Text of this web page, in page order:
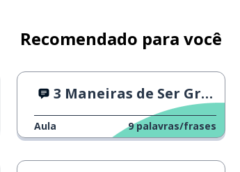
Recomendado para você
3 Maneiras de Ser Grato
Aula 9 palavras/frases